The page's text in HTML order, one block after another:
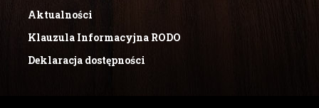
Aktualności
Klauzula Informacyjna RODO
Deklaracja dostępności